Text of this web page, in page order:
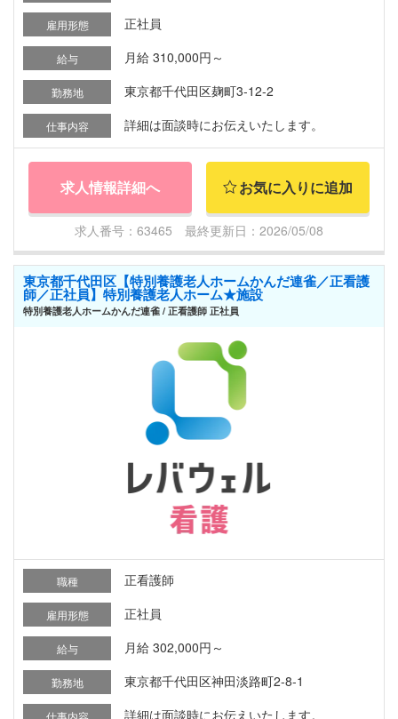
雇用形態 正社員
給与 月給 310,000円～
勤務地 東京都千代田区麹町3-12-2
仕事内容 詳細は面談時にお伝えいたします。
求人情報詳細へ お気に入りに追加
求人番号：63465 最終更新日：2026/05/08
東京都千代田区【特別養護老人ホームかんだ連雀／正看護
師／正社員】特別養護老人ホーム★施設
特別養護老人ホームかんだ連雀 / 正看護師 正社員
職種 正看護師
雇用形態 正社員
給与 月給 302,000円～
勤務地 東京都千代田区神田淡路町2-8-1
仕事内容 詳細は面談時にお伝えいたします。